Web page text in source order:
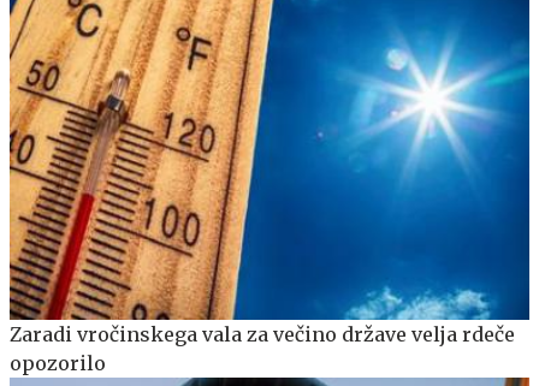
Zaradi vročinskega vala za večino države velja rdeče
opozorilo